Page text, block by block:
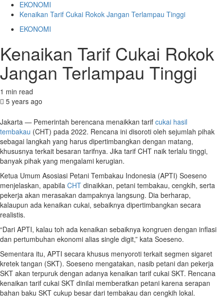
EKONOMI
Kenaikan Tarif Cukai Rokok Jangan Terlampau Tinggi
EKONOMI
Kenaikan Tarif Cukai Rokok
Jangan Terlampau Tinggi
1 min read
5 years ago
Jakarta — Pemerintah berencana menaikkan tarif cukai hasil
tembakau (CHT) pada 2022. Rencana ini disoroti oleh sejumlah pihak
sebagai langkah yang harus dipertimbangkan dengan matang,
khususnya terkait besaran tarifnya. Jika tarif CHT naik terlalu tinggi,
banyak pihak yang mengalami kerugian.
Ketua Umum Asosiasi Petani Tembakau Indonesia (APTI) Soeseno
menjelaskan, apabila CHT dinaikkan, petani tembakau, cengkih, serta
pekerja akan merasakan dampaknya langsung. Dia berharap,
kalaupun ada kenaikan cukai, sebaiknya dipertimbangkan secara
realistis.
“Dari APTI, kalau toh ada kenaikan sebaiknya kongruen dengan inflasi
dan pertumbuhan ekonomi alias single digit,” kata Soeseno.
Sementara itu, APTI secara khusus menyoroti terkait segmen sigaret
kretek tangan (SKT). Soeseno mengatakan, nasib petani dan pekerja
SKT akan terpuruk dengan adanya kenaikan tarif cukai SKT. Rencana
kenaikan tarif cukai SKT dinilai memberatkan petani karena serapan
bahan baku SKT cukup besar dari tembakau dan cengkih lokal.